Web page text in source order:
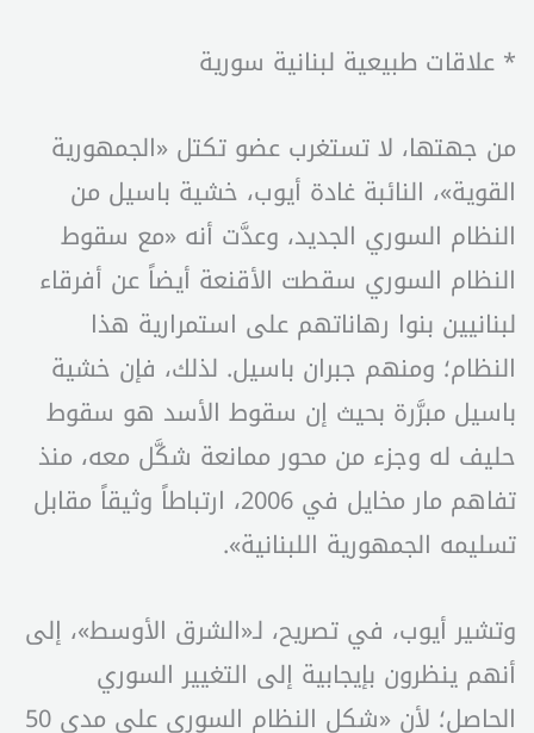
* علاقات طبيعية لبنانية سورية
من جهتها، لا تستغرب عضو تكتل «الجمهورية
القوية»، النائبة غادة أيوب، خشية باسيل من
النظام السوري الجديد، وعدَّت أنه «مع سقوط
النظام السوري سقطت الأقنعة أيضاً عن أفرقاء
لبنانيين بنوا رهاناتهم على استمرارية هذا
النظام؛ ومنهم جبران باسيل. لذلك، فإن خشية
باسيل مبرَّرة بحيث إن سقوط الأسد هو سقوط
حليف له وجزء من محور ممانعة شكَّل معه، منذ
تفاهم مار مخايل في 2006، ارتباطاً وثيقاً مقابل
تسليمه الجمهورية اللبنانية».
وتشير أيوب، في تصريح، لـ«الشرق الأوسط»، إلى
أنهم ينظرون بإيجابية إلى التغيير السوري
الحاصل؛ لأن «شكل النظام السوري على مدى 50